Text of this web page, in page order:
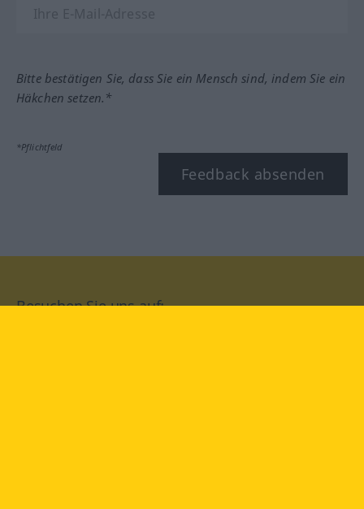
Bitte bestätigen Sie, dass Sie ein Mensch sind, indem Sie ein
Häkchen setzen.*
*Pflichtfeld
Feedback absenden
Besuchen Sie uns auf: